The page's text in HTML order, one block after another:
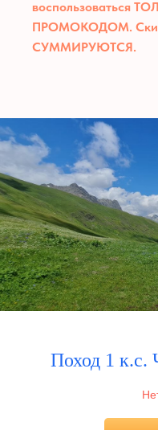
воспользоваться
ПРОМОКОДОМ.
СУММИРУЮТСЯ.
Поход 1 к.с.
Сайт сделали МЫ С
© 2025. Все права защищены.
*Insagram принадлежит Мета,